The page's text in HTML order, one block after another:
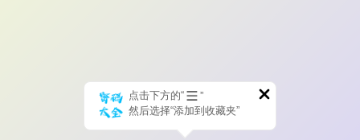
点击下方的“
”
然后选择“添加到收藏夹”